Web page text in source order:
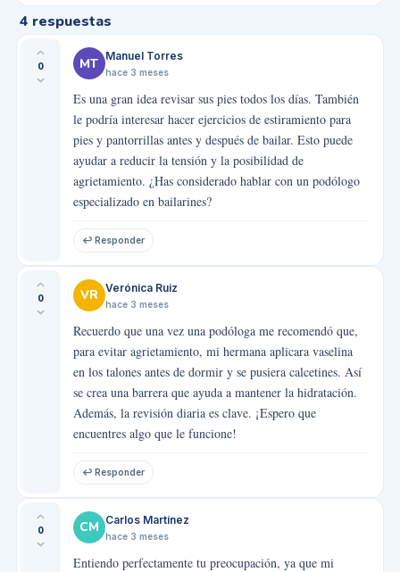
4 respuestas
0 MT Manuel Torres
hace 3 meses
Es una gran idea revisar sus pies todos los días. También
le podría interesar hacer ejercicios de estiramiento para
pies y pantorrillas antes y después de bailar. Esto puede
ayudar a reducir la tensión y la posibilidad de
agrietamiento. ¿Has considerado hablar con un podólogo
especializado en bailarines?
↩ Responder
0 VR Verónica Ruiz
hace 3 meses
Recuerdo que una vez una podóloga me recomendó que,
para evitar agrietamiento, mi hermana aplicara vaselina
en los talones antes de dormir y se pusiera calcetines. Así
se crea una barrera que ayuda a mantener la hidratación.
Además, la revisión diaria es clave. ¡Espero que
encuentres algo que le funcione!
↩ Responder
0 CM Carlos Martínez
hace 3 meses
Entiendo perfectamente tu preocupación, ya que mi